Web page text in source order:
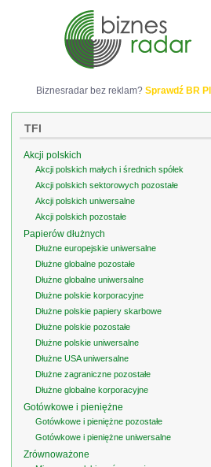
Biznesradar bez reklam? Sprawdź BR
TFI
Akcji polskich
Akcji polskich małych i średnich spółek
Akcji polskich sektorowych pozostałe
Akcji polskich uniwersalne
Akcji polskich pozostałe
Papierów dłużnych
Dłużne europejskie uniwersalne
Dłużne globalne pozostałe
Dłużne globalne uniwersalne
Dłużne polskie korporacyjne
Dłużne polskie papiery skarbowe
Dłużne polskie pozostałe
Dłużne polskie uniwersalne
Dłużne USA uniwersalne
Dłużne zagraniczne pozostałe
Dłużne globalne korporacyjne
Gotówkowe i pieniężne
Gotówkowe i pieniężne pozostałe
Gotówkowe i pieniężne uniwersalne
Zrównoważone